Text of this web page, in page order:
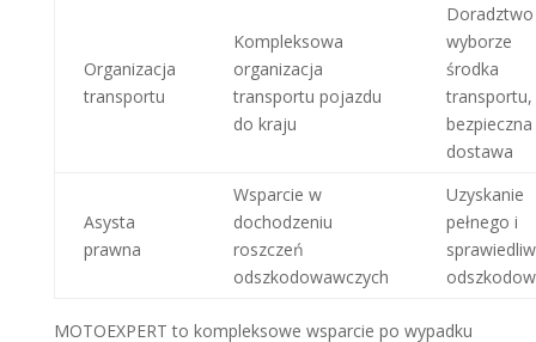
Organizacja
transportu
Kompleksowa
organizacja
transportu pojazdu
do kraju
wyborze
środka
transportu,
bezpieczna
dostawa
Asysta
prawna
Wsparcie w
dochodzeniu
roszczeń
odszkodowawczych
Uzyskanie
pełnego i
MOTOEXPERT to kompleksowe wsparcie po wypadku